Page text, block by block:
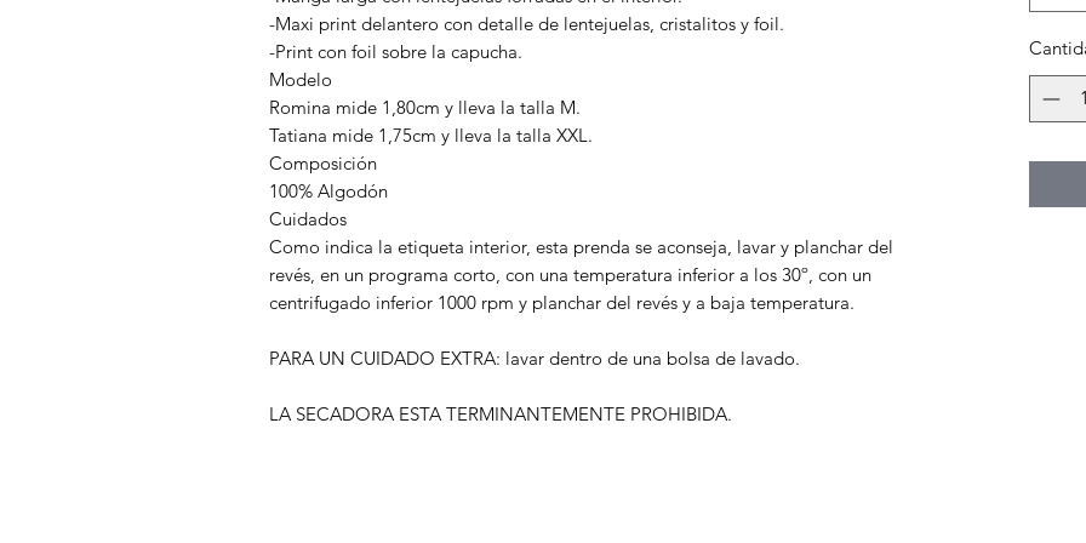
-Maxi print delantero con detalle de lentejuelas, cristalitos y foil.
-Print con foil sobre la capucha.
Modelo
Romina mide 1,80cm y lleva la talla M.
Tatiana mide 1,75cm y lleva la talla XXL.
Composición
100% Algodón
Cuidados
Como indica la etiqueta interior, esta prenda se aconseja, lavar y planchar del
revés, en un programa corto, con una temperatura inferior a los 30º, con un
centrifugado inferior 1000 rpm y planchar del revés y a baja temperatura.
PARA UN CUIDADO EXTRA: lavar dentro de una bolsa de lavado.
LA SECADORA ESTA TERMINANTEMENTE PROHIBIDA.